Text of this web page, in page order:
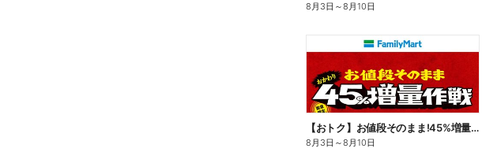
8月3日 ～8月10日
【おトク】お値段そのまま!45%増量作戦!
8月3日 ～8月10日